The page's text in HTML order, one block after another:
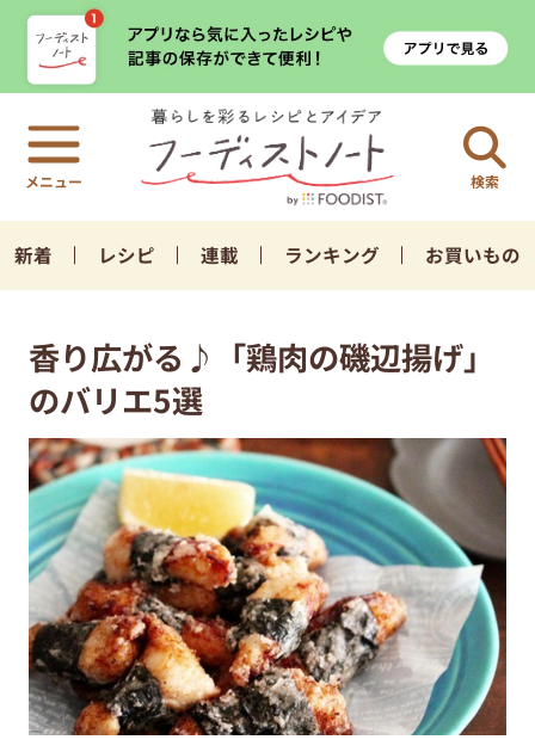
検索
新着 レシピ 連載 ランキング お買いもの
香り広がる♪「鶏肉の磯辺揚げ」
のバリエ5選